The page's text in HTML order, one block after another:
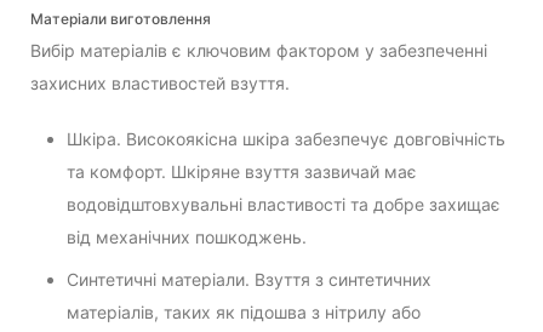
Матеріали виготовлення
Вибір матеріалів є ключовим фактором у забезпеченні
захисних властивостей взуття.
Шкіра. Високоякісна шкіра забезпечує довговічність
та комфорт. Шкіряне взуття зазвичай має
водовідштовхувальні властивості та добре захищає
від механічних пошкоджень.
Синтетичні матеріали. Взуття з синтетичних
матеріалів, таких як підошва з нітрилу або